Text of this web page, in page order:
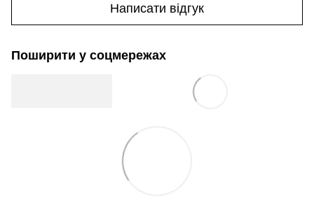
Написати відгук
Поширити у соцмережах